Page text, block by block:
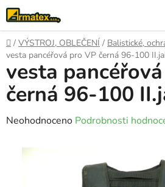
Přejít
na
obsah
Domů
/ VÝSTROJ, OBLEČENÍ / Balistické,
vesta pancéřová pro VP černá 96-100
vesta
černá 96-100
Průměrné
Neohodnoceno Podrobnosti